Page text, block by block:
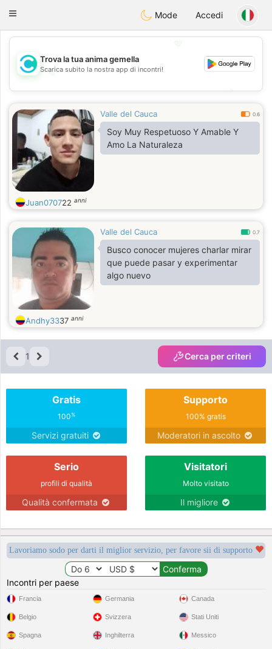
olombiaCitas
Toggle
Mode Accedi
💖
💕
Trova la tua anima gemella
Scarica subito la nostra app di incontri!
Valle del Cauca 0.6
Soy Muy Respetuoso Y Amable Y
Amo La Naturaleza
Juan070722 anni
Valle del Cauca 0.7
Busco conocer mujeres charlar mirar
que puede pasar y experimentar
algo nuevo
Andhy3337 anni
1 Cerca per criteri
Gratis
100%
Servizi gratuiti
Supporto
100% gratis
Moderatori in ascolto
Serio
profili di qualità
Qualità confermata
Visitatori
Molto visitato
Il migliore
Lavoriamo sodo per darti il miglior servizio, per favore sii di supporto
Incontri per paese
Francia
Belgio
Spagna
Germania
Svizzera
Inghilterra
Canada
Stati Uniti
Messico